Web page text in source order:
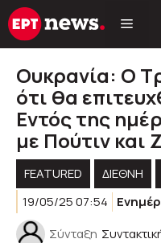
Μετάβαση
σε
Ουκρανία: Ο
ότι θα
Εντός της
με Πούτιν και
FEATURED ΔΙΕΘΝΗ
19/05/25 07:54
Σύνταξη